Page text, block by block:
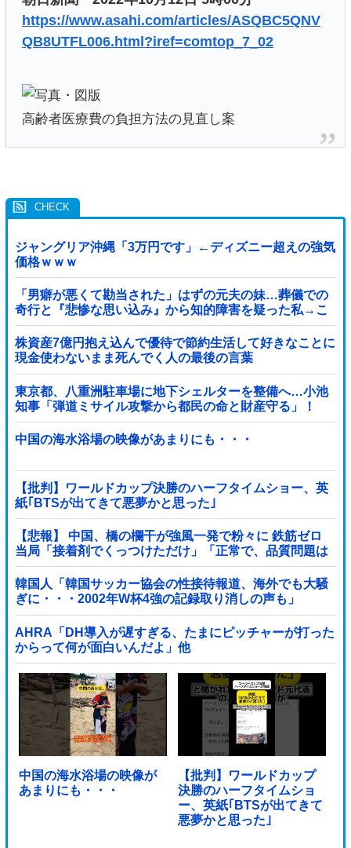
https://www.asahi.com/articles/ASQBC5QNV
QB8UTFL006.html?iref=comtop_7_02
高齢者医療費の負担方法の見直し案
ジャングリア沖縄「3万円です」←ディズニー超えの強気
価格ｗｗｗ
「男癖が悪くて勘当された」はずの元夫の妹…葬儀での
奇行と『悲惨な思い込み』から知的障害を疑った私→こ
っそり病院へ誘導し行政保護させた話
株資産7億円抱え込んで優待で節約生活して好きなことに
現金使わないまま死んでく人の最後の言葉
東京都、八重洲駐車場に地下シェルターを整備へ…小池
知事「弾道ミサイル攻撃から都民の命と財産守る」！
中国の海水浴場の映像があまりにも・・・
【批判】ワールドカップ決勝のハーフタイムショー、英
紙｢BTSが出てきて悪夢かと思った｣
【悲報】 中国、橋の欄干が強風一発で粉々に 鉄筋ゼロ
当局「接着剤でくっつけただけ」「正常で、品質問題は
ない」
韓国人「韓国サッカー協会の性接待報道、海外でも大騒
ぎに・・・2002年W杯4強の記録取り消しの声も」
→「マジで国の恥だ」「2002年まで疑う価値があ...
AHRA「DH導入が遅すぎる、たまにピッチャーが打った
からって何が面白いんだよ」他
中国の海水浴場の映像が
あまりにも・・・
【批判】ワールドカップ
決勝のハーフタイムショ
ー、英紙｢BTSが出てきて
悪夢かと思った｣